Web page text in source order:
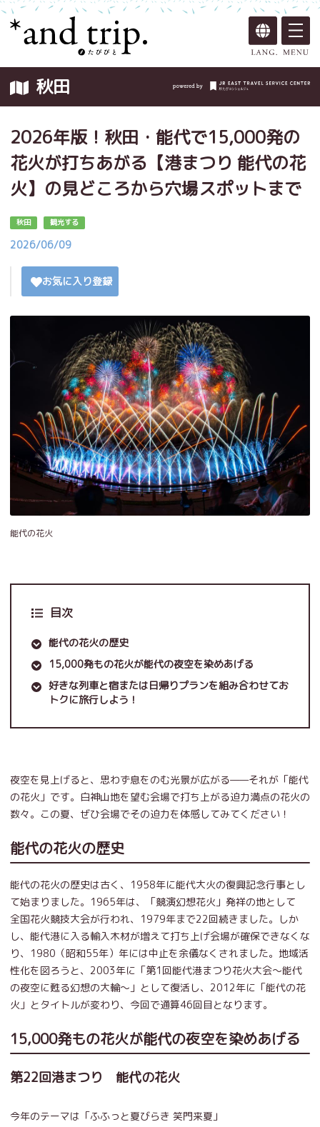
秋田
2026年版！秋田・能代で15,000発の
花火が打ちあがる【港まつり 能代の花
火】の見どころから穴場スポットまで
秋田 観光する
2026/06/09
お気に入り登録
能代の花火
目次
能代の花火の歴史
15,000発もの花火が能代の夜空を染めあげる
好きな列車と宿または日帰りプランを組み合わせてお
トクに旅行しよう！
夜空を見上げると、思わず息をのむ光景が広がる——それが「能代
の花火」です。白神山地を望む会場で打ち上がる迫力満点の花火の
数々。この夏、ぜひ会場でその迫力を体感してみてください！
能代の花火の歴史
能代の花火の歴史は古く、1958年に能代大火の復興記念行事とし
て始まりました。1965年は、「競演幻想花火」発祥の地として
全国花火競技大会が行われ、1979年まで22回続きました。しか
し、能代港に入る輸入木材が増えて打ち上げ会場が確保できなくな
り、1980（昭和55年）年には中止を余儀なくされました。地域活
性化を図ろうと、2003年に「第1回能代港まつり花火大会～能代
の夜空に甦る幻想の大輪～」として復活し、2012年に「能代の花
火」とタイトルが変わり、今回で通算46回目となります。
15,000発もの花火が能代の夜空を染めあげる
第22回港まつり 能代の花火
今年のテーマは「ふふっと夏びらき 笑門来夏」